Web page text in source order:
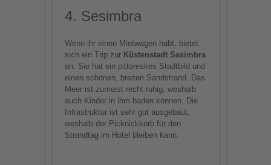
4. Sesimbra
Wenn ihr einen Mietwagen habt, bietet
sich ein Trip zur Küstenstadt Sesimbra
an. Sie hat ein pittoreskes Stadtbild und
einen schönen, breiten Sandstrand. Das
Meer ist zumeist recht ruhig, weshalb
auch Kinder in ihm baden können. Die
Infrastruktur ist sehr gut ausgebaut,
weshalb der Picknickkorb für den
Strandtag im Hotel bleiben kann.